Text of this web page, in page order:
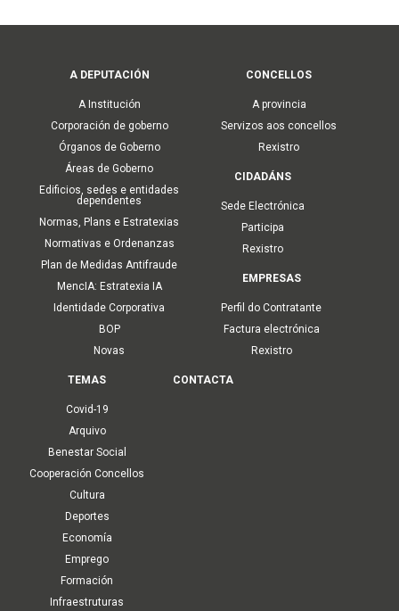
navigation
A DEPUTACIÓN
A Institución
Corporación de goberno
Órganos de Goberno
Áreas de Goberno
Edificios, sedes e entidades
dependentes
Normas, Plans e Estratexias
Normativas e Ordenanzas
Plan de Medidas Antifraude
MencIA: Estratexia IA
Identidade Corporativa
BOP
Novas
CONCELLOS
A provincia
Servizos aos concellos
Rexistro
CIDADÁNS
Sede Electrónica
Participa
Rexistro
EMPRESAS
Perfil do Contratante
Factura electrónica
Rexistro
TEMAS
Covid-19
Arquivo
Benestar Social
Cooperación Concellos
Cultura
Deportes
Economía
Emprego
Formación
Infraestruturas
CONTACTA